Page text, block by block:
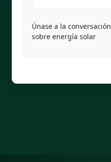
Únase a la conversación
sobre energía solar